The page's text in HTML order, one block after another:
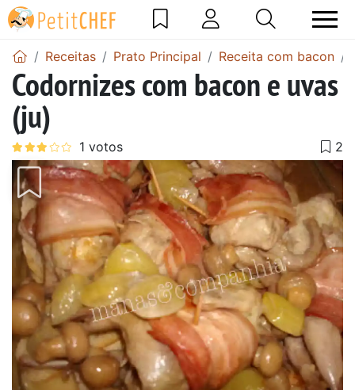
Receitas Prato Principal Receita com bacon
Codornizes com bacon e uvas
(ju)